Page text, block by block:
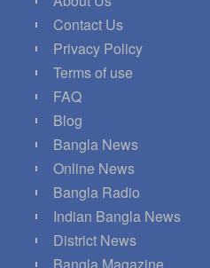
Contact Us
Privacy Policy
Terms of use
FAQ
Blog
Bangla News
Online News
Bangla Radio
Indian Bangla News
District News